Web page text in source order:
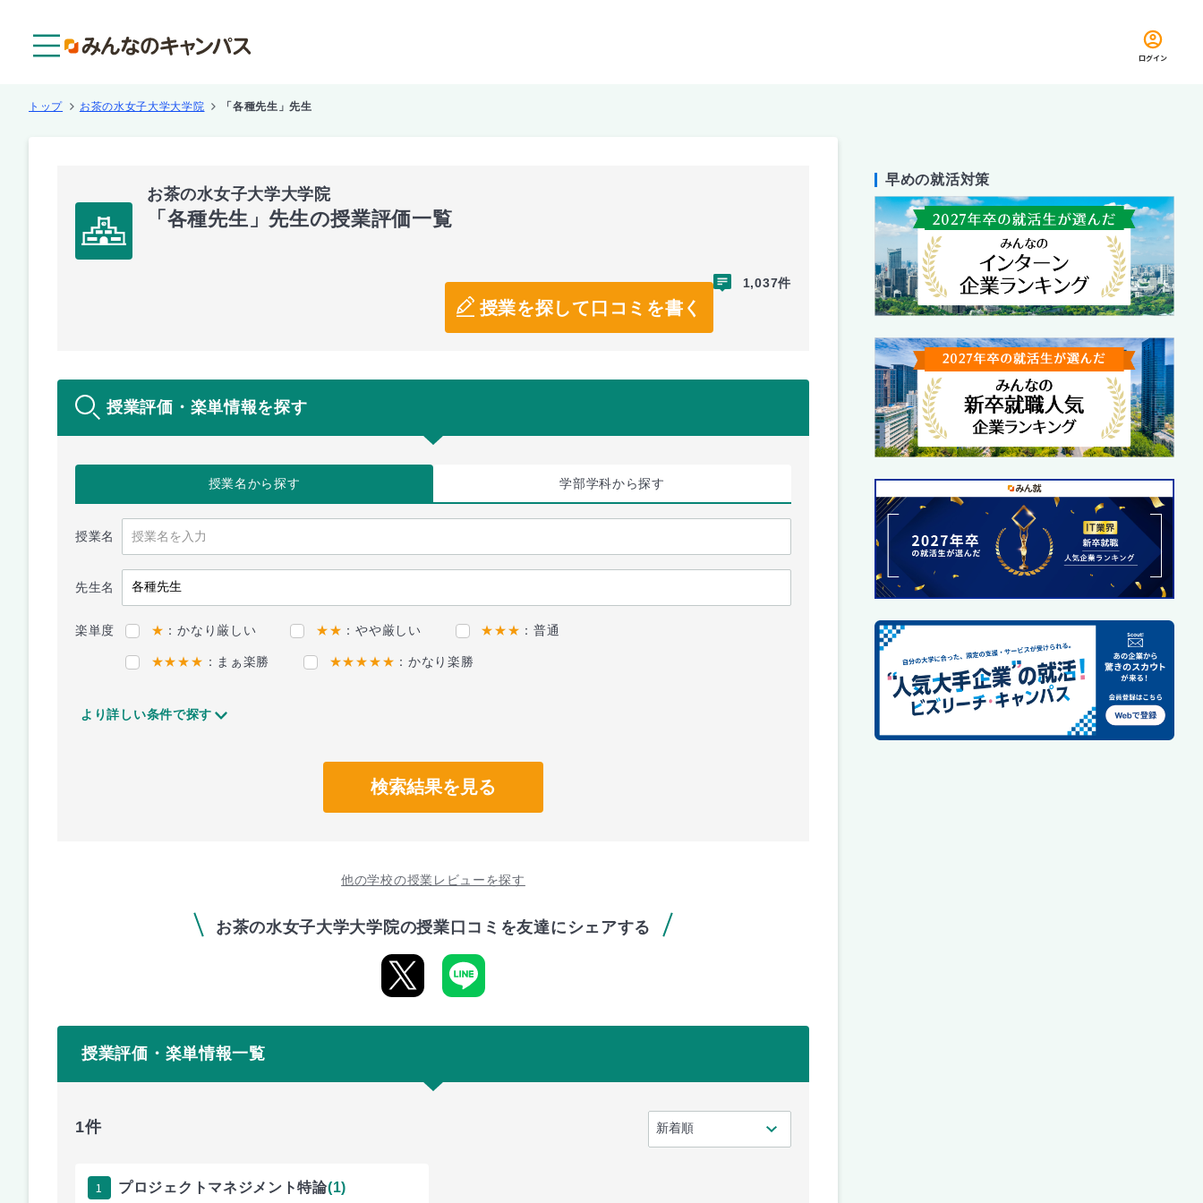
ログイン
トップ お茶の水女子大学大学院 「各種先生」先生
お茶の水女子大学大学院
「各種先生」先生の授業評価一覧
授業を探して口コミを書く
1,037件
授業評価・楽単情報を探す
授業名から探す 学部学科から探す
授業名
先生名
楽単度 ★ ：かなり厳しい ★★ ：やや厳しい ★★★ ：普通
★★★★ ：まぁ楽勝 ★★★★★ ：かなり楽勝
より詳しい条件で探す
検索結果を見る
他の学校の授業レビューを探す
お茶の水女子大学大学院の授業口コミを友達にシェアする
授業評価・楽単情報一覧
1件
1 プロジェクトマネジメント特論(1)
早めの就活対策